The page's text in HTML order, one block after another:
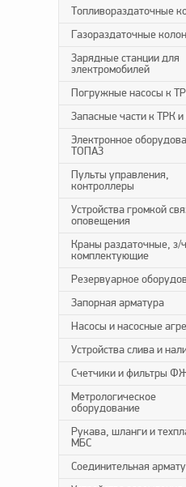
Топливораздаточные
Газораздаточные
Зарядные станции для
электромобилей
Погружные насосы к
Запасные части к ТРК
Электронное
ТОПАЗ
Пульты управления,
контроллеры
Устройства громкой
оповещения
Краны раздаточные, з/
комплектующие
Резервуарное
Запорная арматура
Насосы и насосные
Устройства слива и
Счетчики и фильтры
Метрологическое
оборудование
Рукава, шланги и
МБС
Соединительная